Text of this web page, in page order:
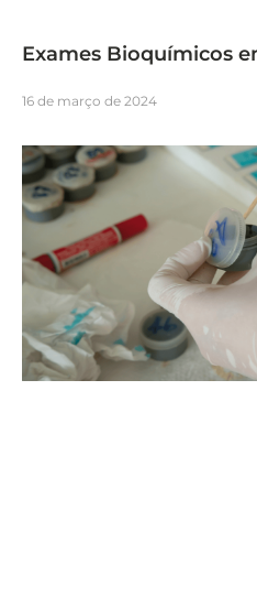
Exames Bioquímicos
16 de março de 2024